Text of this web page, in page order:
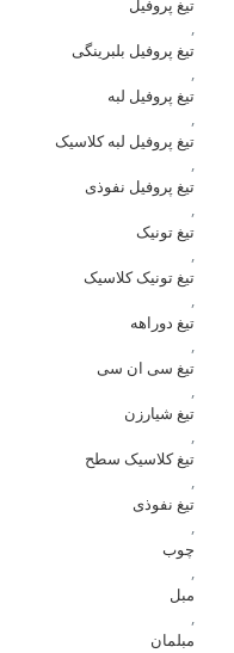
تیغ پروفیل
,
تیغ پروفیل بلبرینگی
,
تیغ پروفیل لبه
,
تیغ پروفیل لبه کلاسیک
,
تیغ پروفیل نفوذی
,
تیغ تونیک
,
تیغ تونیک کلاسیک
,
تیغ دوراهه
,
تیغ سی ان سی
,
تیغ شیارزن
,
تیغ کلاسیک سطح
,
تیغ نفوذی
,
چوب
,
مبل
,
مبلمان